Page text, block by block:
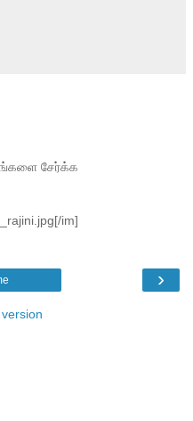
சேர்க்க
im]
›